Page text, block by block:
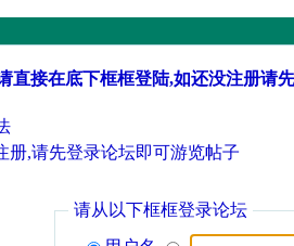
直接在底下框框登陆,如还没注册请
册,请先登录论坛即可游览帖子
请从以下框框登录论坛